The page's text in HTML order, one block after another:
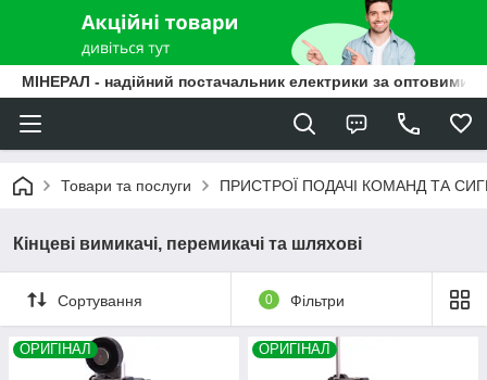
МІНЕРАЛ - надійний постачальник електрики за оптовими
Товари та послуги ПРИСТРОЇ ПОДАЧІ КОМАНД ТА
Кінцеві вимикачі, перемикачі та шляхові
Сортування 0 Фільтри
ОРИГІНАЛ ОРИГІНАЛ